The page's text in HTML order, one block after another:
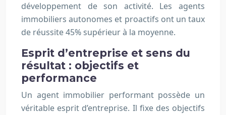
développement de son activité. Les agents
immobiliers autonomes et proactifs ont un taux
de réussite 45% supérieur à la moyenne.
Esprit d’entreprise et sens du
résultat : objectifs et
performance
Un agent immobilier performant possède un
véritable esprit d’entreprise. Il fixe des objectifs